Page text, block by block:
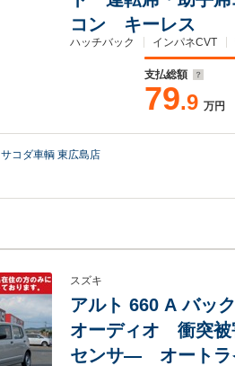
コン キーレス
ハッチバック インパネCVT
支払総額
79.9 万円
サコダ車輌 東広島店
スズキ
アルト 660 A バッ
オーディオ 衝突
センサ― オートラ